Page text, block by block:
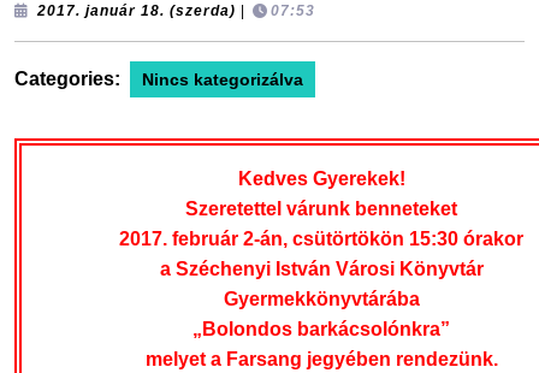
2017. január 18. (szerda) 2017.
(szerda)
07:53
Categories: Nincs kategorizálva
Kedves Gyerekek!
Szeretettel várunk benneteket
2017. február 2-án, csütörtökön 15:30 órakor
a Széchenyi István Városi Könyvtár
Gyermekkönyvtárába
„Bolondos barkácsolónkra”
melyet a Farsang jegyében rendezünk.